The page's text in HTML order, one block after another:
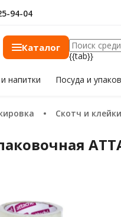
94-04
Каталог
{{tab}}
и напитки Посуда и
Скотч и